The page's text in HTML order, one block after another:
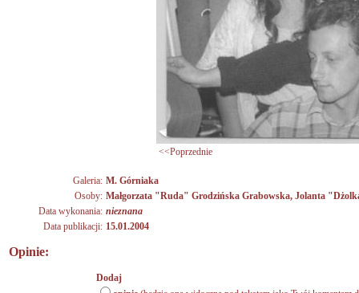
<<Poprzednie
Galeria: M. Górniaka
Osoby: Małgorzata "Ruda" Grodzińska Grabowska, Jolanta
Data wykonania: nieznana
Data publikacji: 15.01.2004
Opinie:
Dodaj